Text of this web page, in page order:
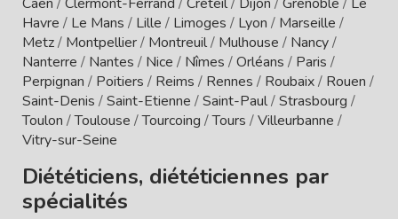
Havre / Le Mans / Lille / Limoges / Lyon / Marseille /
Metz/ Montpellier/ Montreuil/ Mulhouse / Nancy/
Nanterre / Nantes / Nice / Nîmes /Orléans / Paris /
Perpignan / Poitiers / Reims / Rennes / Roubaix/ Rouen /
Saint-Denis /Saint-Etienne /Saint-Paul/Strasbourg /
Toulon /Toulouse /Tourcoing /Tours /Villeurbanne /
Vitry-sur-Seine
Diététiciens, diététiciennes par
spécialités